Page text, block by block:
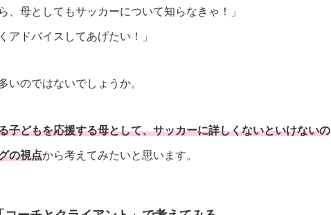
、母としてもサッカーについて知らなきゃ！」
アドバイスしてあげたい！」
いのではないでしょうか。
子どもを応援する母として、サッカーに詳しくないといけないの
の視点から考えてみたいと思います。